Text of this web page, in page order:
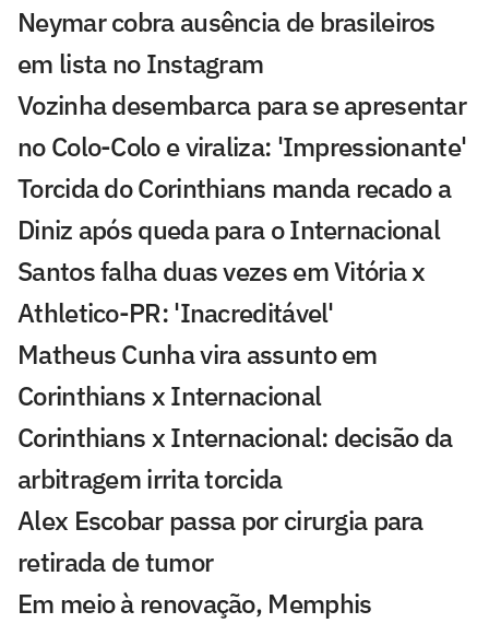
Neymar cobra ausência de brasileiros
em lista no Instagram
Vozinha desembarca para se apresentar
no Colo-Colo e viraliza: 'Impressionante'
Torcida do Corinthians manda recado a
Diniz após queda para o Internacional
Santos falha duas vezes em Vitória x
Athletico-PR: 'Inacreditável'
Matheus Cunha vira assunto em
Corinthians x Internacional
Corinthians x Internacional: decisão da
arbitragem irrita torcida
Alex Escobar passa por cirurgia para
retirada de tumor
Em meio à renovação, Memphis